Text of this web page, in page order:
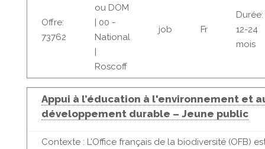
Offre:
73762
ou DOM
| 00 -
National
|
Roscoff
job Fr
Durée:
12-24
mois
Appui à l’éducation à l'environnement et
développement durable – Jeune public
Contexte : L’Office français de la biodiversité (OFB)